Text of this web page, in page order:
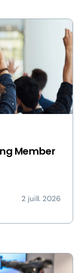
Member
2 juill. 2026